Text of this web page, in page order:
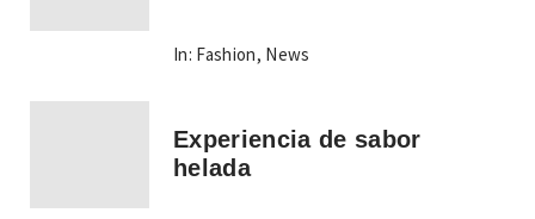
In: Fashion, News
Experiencia de sabor
helada